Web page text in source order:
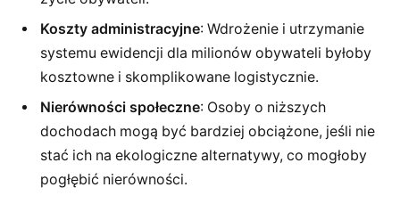
Koszty administracyjne: Wdrożenie i utrzymanie
systemu ewidencji dla milionów obywateli byłoby
kosztowne i skomplikowane logistycznie.
Nierówności społeczne: Osoby o niższych
dochodach mogą być bardziej obciążone, jeśli nie
stać ich na ekologiczne alternatywy, co mogłoby
pogłębić nierówności.